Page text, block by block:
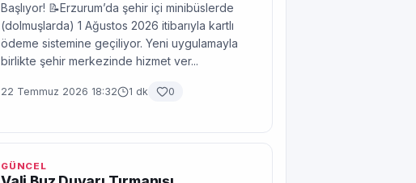
Başlıyor! 📝Erzurum’da şehir içi minibüslerde
(dolmuşlarda) 1 Ağustos 2026 itibarıyla kartlı
ödeme sistemine geçiliyor. Yeni uygulamayla
birlikte şehir merkezinde hizmet ver...
22 Temmuz 2026 18:32 1 dk 0
GÜNCEL